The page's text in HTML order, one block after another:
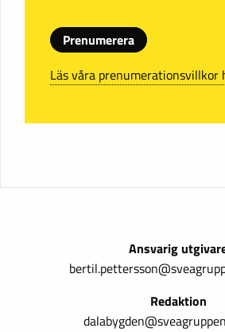
Prenumerera
Läs våra prenumerationsvillkor
Ansvarig
Redaktion